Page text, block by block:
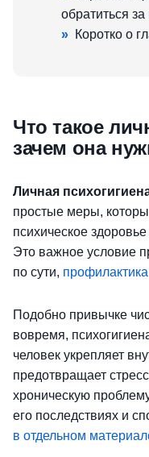
обратиться
» Коротко о
Что такое
зачем она
Личная
простые меры,
психическое
Это важное условие
по сути,
Подобно привычке
вовремя,
человек укрепляет
предотвращает
хроническую
его последствиях и
в отдельном